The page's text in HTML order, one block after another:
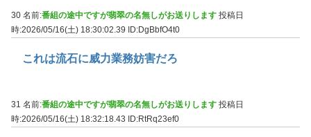
30 名前:番組の途中ですが翡翠の名無しがお送りします 投稿日
時:2026/05/16(土) 18:30:02.39
ID:DgBbfO4t0
これは流石に威力業務妨害だろ
31 名前:番組の途中ですが翡翠の名無しがお送りします 投稿日
時:2026/05/16(土) 18:32:18.43 ID:RtRq23ef0